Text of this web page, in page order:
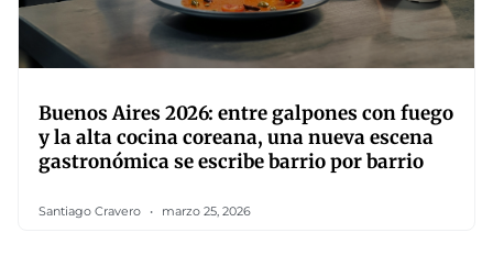
Buenos Aires 2026: entre galpones con fuego
y la alta cocina coreana, una nueva escena
gastronómica se escribe barrio por barrio
Santiago Cravero marzo 25, 2026